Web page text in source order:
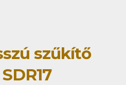
szűkítő